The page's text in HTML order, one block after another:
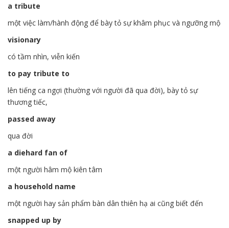
a tribute
một việc làm/hành động để bày tỏ sự khâm phục và ngưỡng mộ
visionary
có tầm nhìn, viễn kiến
to pay tribute to
lên tiếng ca ngợi (thường với người đã qua đời), bày tỏ sự
thương tiếc,
passed away
qua đời
a diehard fan of
một người hâm mộ kiên tâm
a household name
một người hay sản phẩm bàn dân thiên hạ ai cũng biết đến
snapped up by